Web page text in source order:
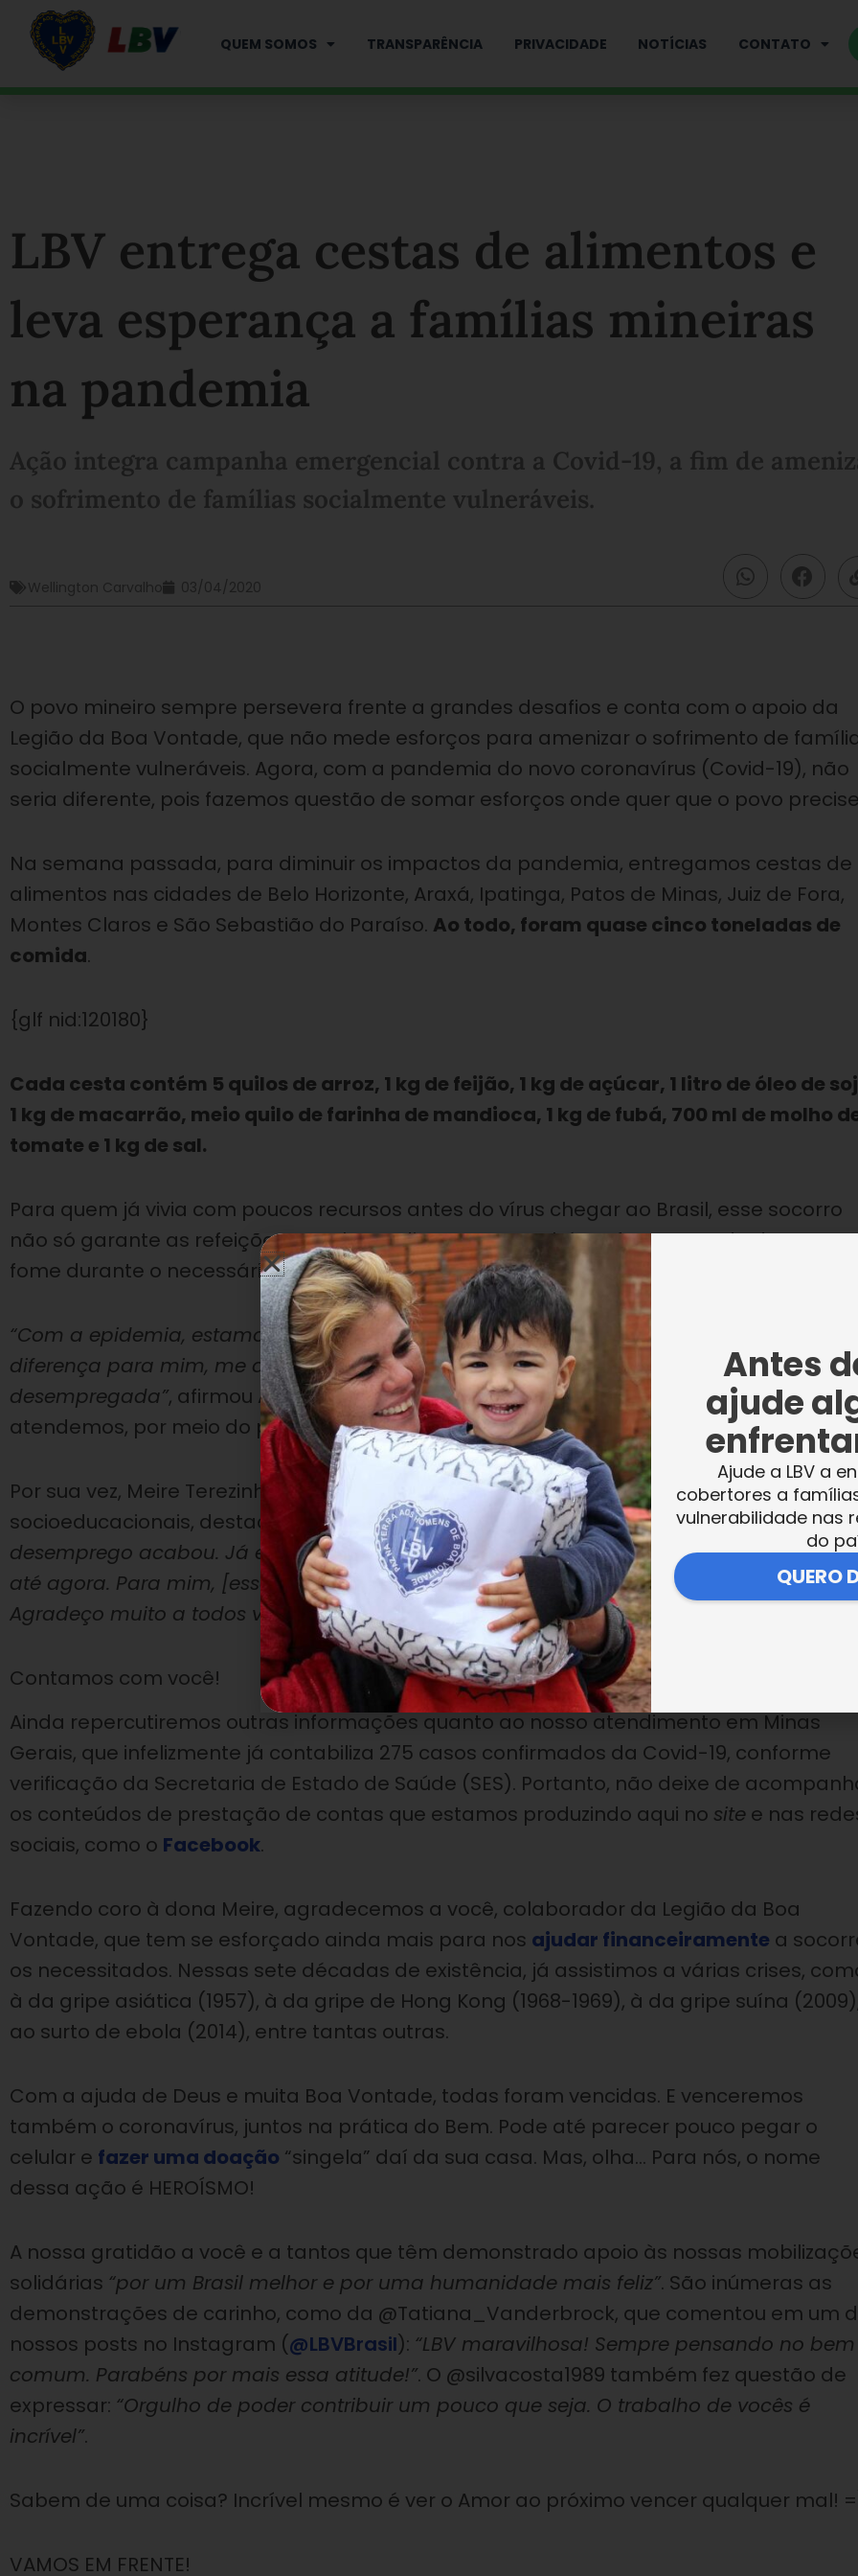
QUEM SOMOS TRANSPARÊNCIA PRIVACIDADE NOTÍCIAS CONTATO
LBV entrega cestas de alimentos e
leva esperança a famílias mineiras
na pandemia
Ação integra campanha emergencial contra a Covid-19, a fim de
o sofrimento de famílias socialmente vulneráveis.
Wellington Carvalho 03/04/2020
O povo mineiro sempre persevera frente a grandes desafios e conta com o apoio da
Legião da Boa Vontade, que não mede esforços para amenizar o sofrimento de
socialmente vulneráveis. Agora, com a pandemia do novo coronavírus (Covid-19), não
seria diferente, pois fazemos questão de somar esforços onde quer que o povo
Na semana passada, para diminuir os impactos da pandemia, entregamos cestas de
alimentos nas cidades de Belo Horizonte, Araxá, Ipatinga, Patos de Minas, Juiz de Fora,
Montes Claros e São Sebastião do Paraíso. Ao todo, foram quase cinco toneladas de
comida.
{glf nid:120180}
Cada cesta contém 5 quilos de arroz, 1 kg de feijão, 1 kg de açúcar, 1 litro de óleo de
1 kg de macarrão, meio quilo de farinha de mandioca, 1 kg de fubá, 700 ml de molho
tomate e 1 kg de sal.
Para quem já vivia com poucos recursos antes do vírus chegar ao Brasil, esse socorro
não só garante as refeições por alguns dias, como também afasta o medo de se
fome durante o necessário isolamento social.
“Com a epidemia, estamos tendo muita dificuldade. A cesta da LBV está fazendo muita
diferença para mim, me ajudando bastante nesse momento em que estou
desempregada”, afirmou Amanda Conceição da Silva, mãe de duas crianças que
atendemos, por meio do programaCriança: Futuro no Presente! , na capital do Estado.
Por sua vez, Meire Terezinha, mãe de outra criança participante de nossas atividades
socioeducacionais, destacou com profunda emoção: “Estou desempregada, meu
desemprego acabou. Já entreguei vários currículos e, com essa crise, não consegui
até agora. Para mim, [esse benefício] é uma grande bênção de Deus na minha vida.
Agradeço muito a todos vocês [que ajudaram a LBV]!”
Contamos com você!
Ainda repercutiremos outras informações quanto ao nosso atendimento em Minas
Gerais, que infelizmente já contabiliza 275 casos confirmados da Covid-19, conforme
verificação da Secretaria de Estado de Saúde (SES). Portanto, não deixe de
os conteúdos de prestação de contas que estamos produzindo aqui no site e nas
sociais, como o Facebook.
Fazendo coro à dona Meire, agradecemos a você, colaborador da Legião da Boa
Vontade, que tem se esforçado ainda mais para nos ajudar financeiramente a
os necessitados. Nessas sete décadas de existência, já assistimos a várias crises,
à da gripe asiática (1957), à da gripe de Hong Kong (1968-1969), à da gripe suína
ao surto de ebola (2014), entre tantas outras.
Com a ajuda de Deus e muita Boa Vontade, todas foram vencidas. E venceremos
também o coronavírus, juntos na prática do Bem. Pode até parecer pouco pegar o
celular e fazer uma doação “singela” daí da sua casa. Mas, olha… Para nós, o nome
dessa ação é HEROÍSMO!
A nossa gratidão a você e a tantos que têm demonstrado apoio às nossas
solidárias “por um Brasil melhor e por uma humanidade mais feliz”. São inúmeras as
demonstrações de carinho, como da @Tatiana_Vanderbrock, que comentou em um
nossos posts no Instagram (@LBVBrasil): “LBV maravilhosa! Sempre pensando no bem
comum. Parabéns por mais essa atitude!”. O @silvacosta1989 também fez questão de
expressar: “Orgulho de poder contribuir um pouco que seja. O trabalho de vocês é
incrível”.
Sabem de uma coisa? Incrível mesmo é ver o Amor ao próximo vencer qualquer mal!
VAMOS EM FRENTE!
Antes
ajude
Ajude a LBV a
cobertores a
vulnerabilidade nas
do
QUERO